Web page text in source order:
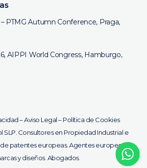
PTMG Autumn Conference, Praga,
AIPPI World Congress, Hamburgo,
–Aviso Legal–Política de Cookies
SLP. Consultores en Propiedad Industrial e
patentes europeas. Agentes europeos de
y diseños. Abogados.